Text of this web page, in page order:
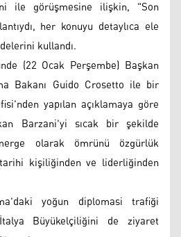
ile görüşmesine ilişkin, "Son
her konuyu detaylıca ele
kullandı.
(22 Ocak Perşembe) Başkan
Bakanı Guido Crosetto ile bir
yapılan açıklamaya göre
Barzani'yi sıcak bir şekilde
olarak ömrünü özgürlük
kişiliğinden ve liderliğinden
yoğun diplomasi trafiği
Büyükelçiliğini de ziyaret